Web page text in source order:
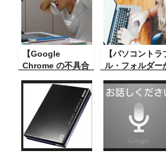
【Google
Chrome の不具合
け】 しばしば ブラ
ウザの Google
Chrome でサイト
を見ると文字化け
をすることがある.
こんな文章がおか
【パソコントラ
ル・フォルダー
ハードディスク
壊れてしまい中味
を見ることができ
なくなってしまっ
たその対策。